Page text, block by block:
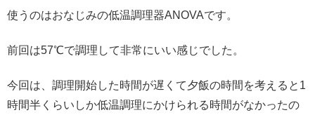
使うのはおなじみの低温調理器ANOVAです。
前回は57℃で調理して非常にいい感じでした。
今回は、調理開始した時間が遅くて夕飯の時間を考えると1
時間半くらいしか低温調理にかけられる時間がなかったの